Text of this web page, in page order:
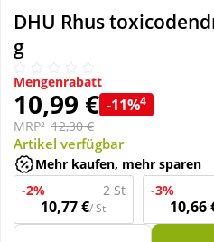
Natur & Homöopathie
Sanitätshaus
Sport & Fitness
Tierbedarf
DHU Rhus
g
Mengenrabatt
10,99 € -11%4
MRP² 12,30 €
Artikel verfügbar
Mehr kaufen, mehr sparen
-2%
2 St
10,77 €/ St
-3%
10,66